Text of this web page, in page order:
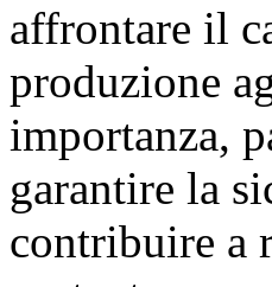
affrontare il
produzione
importanza,
garantire la
contribuire a